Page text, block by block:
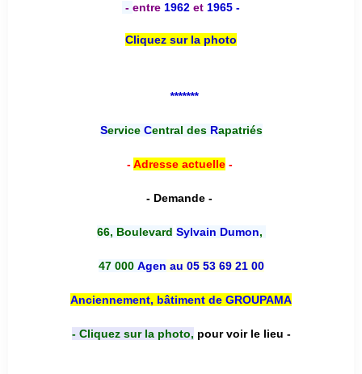
- entre 1962 et 1965 -
Cliquez sur la photo
*******
Service Central desRapatriés
-Adresse actuelle-
- Demande -
66, Boulevard Sylvain Dumon,
47 000 Agen au 05 53 69 21 00
Anciennement, bâtiment de GROUPAMA
- Cliquez sur la photo, pour voir le lieu -